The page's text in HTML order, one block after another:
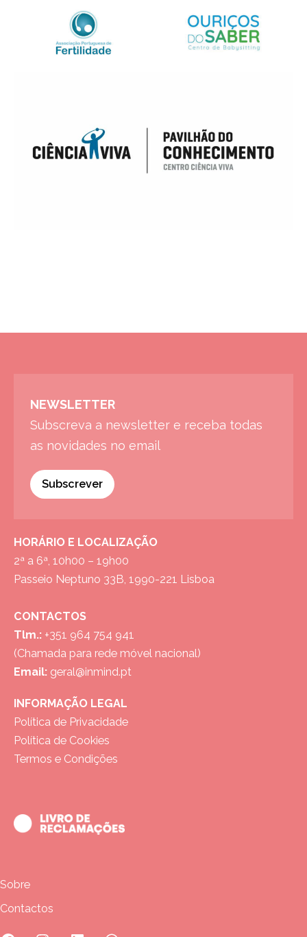
NEWSLETTER
Subscreva a newsletter e receba todas
as novidades no email
Subscrever
HORÁRIO E LOCALIZAÇÃO
2ª a 6ª, 10h00 – 19h00
Passeio Neptuno 33B, 1990-221 Lisboa
CONTACTOS
Tlm.: +351 964 754 941
(Chamada para rede móvel nacional)
Email: geral@inmind.pt
INFORMAÇÃO LEGAL
Política de Privacidade
Política de Cookies
Termos e Condições
Sobre
Contactos